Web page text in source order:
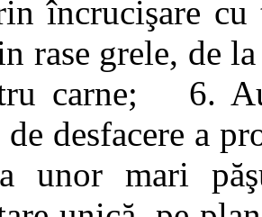
încrucişare cu
rase grele, de
carne; 6.
de desfacere a
unor mari